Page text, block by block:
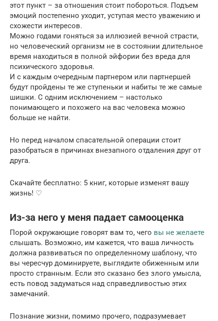
этот пункт – за отношения стоит побороться. Подъем
эмоций постепенно уходит, уступая место уважению и
схожести интересов.
Можно годами гоняться за иллюзией вечной страсти,
но человеческий организм не в состоянии длительное
время находиться в полной эйфории без вреда для
психического здоровья.
И с каждым очередным партнером или партнершей
будут пройдены те же ступеньки и набиты те же самые
шишки. С одним исключением – настолько
понимающего и похожего на вас человека можно
больше не найти.
Но перед началом спасательной операции стоит
разобраться в причинах внезапного отдаления друг от
друга.
Скачайте бесплатно: 5 книг, которые изменят вашу
жизнь! ♡
Из-за него у меня падает самооценка
Порой окружающие говорят вам то, чего вы не желаете
слышать. Возможно, им кажется, что ваша личность
должна развиваться по определенному шаблону, что
вы чересчур доминируете, выглядите обиженным или
просто странным. Если это сказано без злого умысла,
есть повод задуматься над справедливостью этих
замечаний.
Познание жизни, помимо прочего, подразумевает